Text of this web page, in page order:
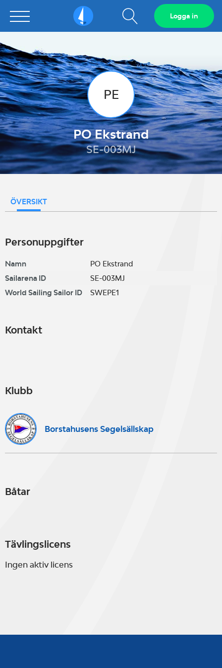
Sailarena Visa
sökfält
Logga in
PE
PO Ekstrand
SE-003MJ
ÖVERSIKT
Personuppgifter
Namn
PO Ekstrand
Sailarena ID
SE-003MJ
World Sailing Sailor ID
SWEPE1
Kontakt
Klubb
Borstahusens Segelsällskap
Båtar
Tävlingslicens
Ingen aktiv licens